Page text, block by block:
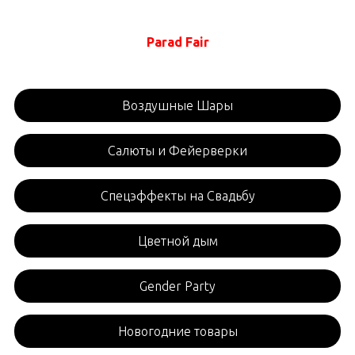
Parad Fair
Воздушные Шары
Салюты и Фейерверки
Спецэффекты на Свадьбу
Цветной дым
Gender Party
Новогодние товары